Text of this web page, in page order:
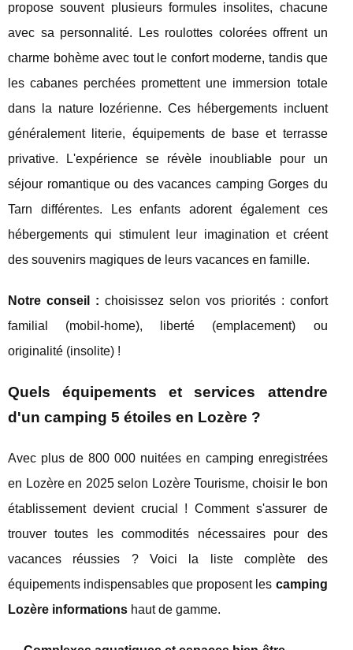
propose souvent plusieurs formules insolites, chacune
avec sa personnalité. Les roulottes colorées offrent un
charme bohème avec tout le confort moderne, tandis que
les cabanes perchées promettent une immersion totale
dans la nature lozérienne. Ces hébergements incluent
généralement literie, équipements de base et terrasse
privative. L'expérience se révèle inoubliable pour un
séjour romantique ou des vacances camping Gorges du
Tarn différentes. Les enfants adorent également ces
hébergements qui stimulent leur imagination et créent
des souvenirs magiques de leurs vacances en famille.
Notre conseil : choisissez selon vos priorités : confort
familial (mobil-home), liberté (emplacement) ou
originalité (insolite) !
Quels équipements et services attendre
d'un camping 5 étoiles en Lozère ?
Avec plus de 800 000 nuitées en camping enregistrées
en Lozère en 2025 selon Lozère Tourisme, choisir le bon
établissement devient crucial ! Comment s'assurer de
trouver toutes les commodités nécessaires pour des
vacances réussies ? Voici la liste complète des
équipements indispensables que proposent les camping
Lozère informations haut de gamme.